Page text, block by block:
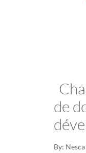
de
By: Nesca